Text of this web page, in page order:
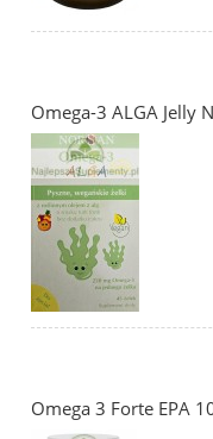
Omega-3 ALGA Jelly
Omega 3 Forte EPA